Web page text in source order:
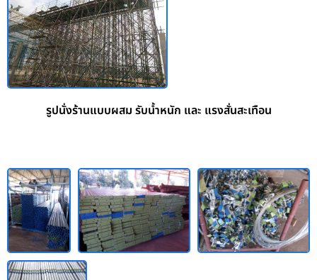
รูปนั่งร้านแบบผสม รับน้ำหนัก และ แรงสั่นสะเทือน